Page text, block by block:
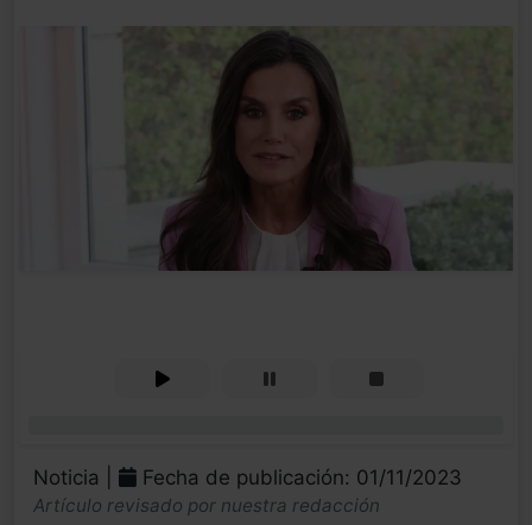
Noticia | Fecha de publicación: 01/11/2023
Artículo revisado por nuestra redacción